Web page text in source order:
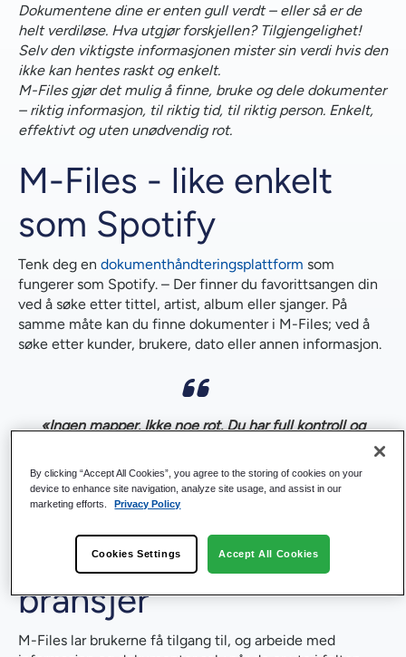
Vi har kunder i informasjonsintensive bransjer
Sømløs integrasjon
Sikkerhet og mobilitet
FAKTABOKS
Dokumentene dine er enten gull verdt – eller så er de
helt verdiløse. Hva utgjør forskjellen? Tilgjengelighet!
Selv den viktigste informasjonen mister sin verdi hvis den
ikke kan hentes raskt og enkelt.
M-Files gjør det mulig å finne, bruke og dele dokumenter
– riktig informasjon, til riktig tid, til riktig person. Enkelt,
effektivt og uten unødvendig rot.
M-Files - like enkelt
som Spotify
Tenk deg en dokumenthåndteringsplattform som
fungerer som Spotify. – Der finner du favorittsangen din
ved å søke etter tittel, artist, album eller sjanger. På
samme måte kan du finne dokumenter i M-Files; ved å
søke etter kunder, brukere, dato eller annen informasjon.
«Ingen mapper. Ikke noe rot. Du har full kontroll og
Vi har kunder i
informasjonsintensive
bransjer
M-Files lar brukerne få tilgang til, og arbeide med
By clicking “Accept All Cookies”, you agree to the storing of cookies on your
device to enhance site navigation, analyze site usage, and assist in our
marketing efforts. Privacy Policy
Cookies Settings Accept All Cookies